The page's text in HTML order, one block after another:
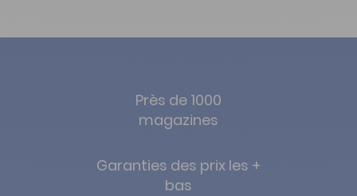
Près de 1000
magazines
Garanties des prix les +
bas